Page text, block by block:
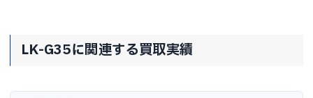
LK-G35に関連する買取実績